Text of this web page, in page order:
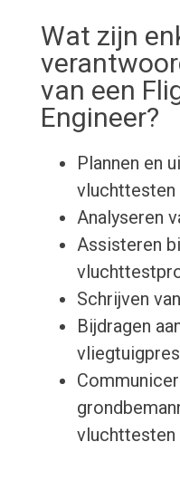
Wat zijn
van een
Engineer?
Plannen en
vluchttesten
Analyseren
Assisteren
Schrijven
Bijdragen
vluchttesten